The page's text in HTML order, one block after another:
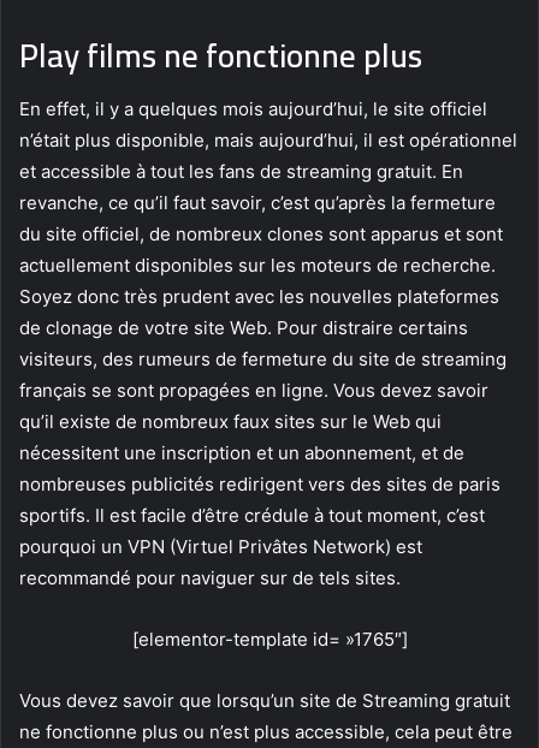
Play films ne fonctionne plus
En effet, il y a quelques mois aujourd’hui, le site officiel
n’était plus disponible, mais aujourd’hui, il est opérationnel
et accessible à tout les fans de streaming gratuit. En
revanche, ce qu’il faut savoir, c’est qu’après la fermeture
du site officiel, de nombreux clones sont apparus et sont
actuellement disponibles sur les moteurs de recherche.
Soyez donc très prudent avec les nouvelles plateformes
de clonage de votre site Web. Pour distraire certains
visiteurs, des rumeurs de fermeture du site de streaming
français se sont propagées en ligne. Vous devez savoir
qu’il existe de nombreux faux sites sur le Web qui
nécessitent une inscription et un abonnement, et de
nombreuses publicités redirigent vers des sites de paris
sportifs. Il est facile d’être crédule à tout moment, c’est
pourquoi un VPN (Virtuel Privâtes Network) est
recommandé pour naviguer sur de tels sites.
[elementor-template id= »1765″]
Vous devez savoir que lorsqu’un site de Streaming gratuit
ne fonctionne plus ou n’est plus accessible, cela peut être